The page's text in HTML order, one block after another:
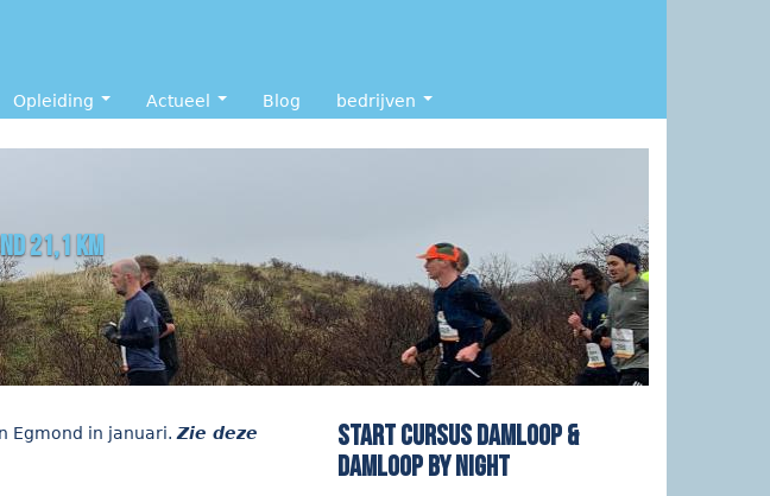
Opleiding Actueel Blog bedrijven
21,1 km
Egmond in januari. Zie deze
start cursus Damloop &
Damloop by night